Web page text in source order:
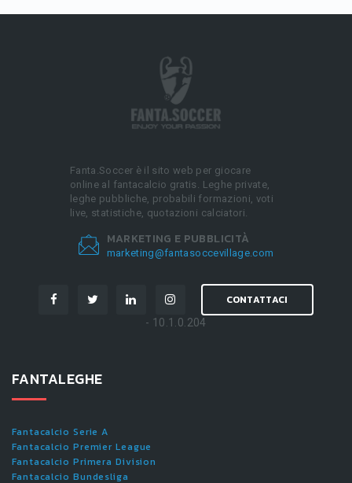
Fanta.Soccer è il sito web per giocare
online al fantacalcio gratis. Leghe private,
leghe pubbliche, probabili formazioni, voti
live, statistiche, quotazioni calciatori.
MARKETING E PUBBLICITÀ
marketing@fantasoccevillage.com
CONTATTACI
- 10.1.0.204
FANTALEGHE
Fantacalcio Serie A
Fantacalcio Premier League
Fantacalcio Primera Division
Fantacalcio Bundesliga